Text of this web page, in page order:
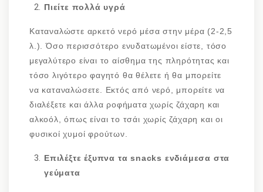
Πιείτε πολλά υγρά
Καταναλώστε αρκετό νερό μέσα στην μέρα (2-2,5
λ.). Όσο περισσότερο ενυδατωμένοι είστε, τόσο
μεγαλύτερο είναι το αίσθημα της πληρότητας και
τόσο λιγότερο φαγητό θα θέλετε ή θα μπορείτε
να καταναλώσετε. Εκτός από νερό, μπορείτε να
διαλέξετε και άλλα ροφήματα χωρίς ζάχαρη και
αλκοόλ, όπως είναι το τσάι χωρίς ζάχαρη και οι
φυσικοί χυμοί φρούτων.
Επιλέξτε έξυπνα ταsnacks ενδιάμεσα στα
γεύματα